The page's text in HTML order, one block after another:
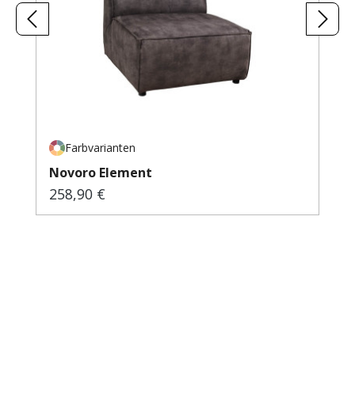
Farbvarianten
Novoro Element
Regulärer Preis:
258,90 €